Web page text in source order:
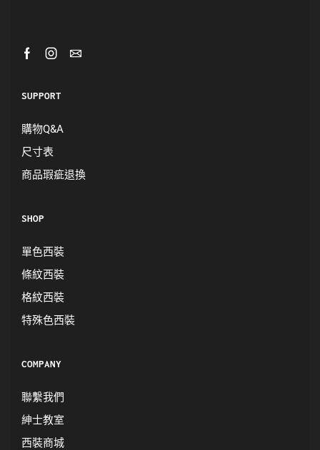
SUPPORT
購物Q&A
尺寸表
商品瑕疵退換
SHOP
單色西裝
條紋西裝
格紋西裝
特殊色西裝
COMPANY
聯繫我們
紳士教室
西裝商城